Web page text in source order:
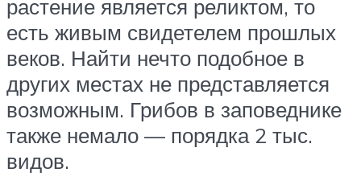
растение является реликтом, то
есть живым свидетелем прошлых
веков. Найти нечто подобное в
других местах не представляется
возможным. Грибов в заповеднике
также немало — порядка 2 тыс.
видов.